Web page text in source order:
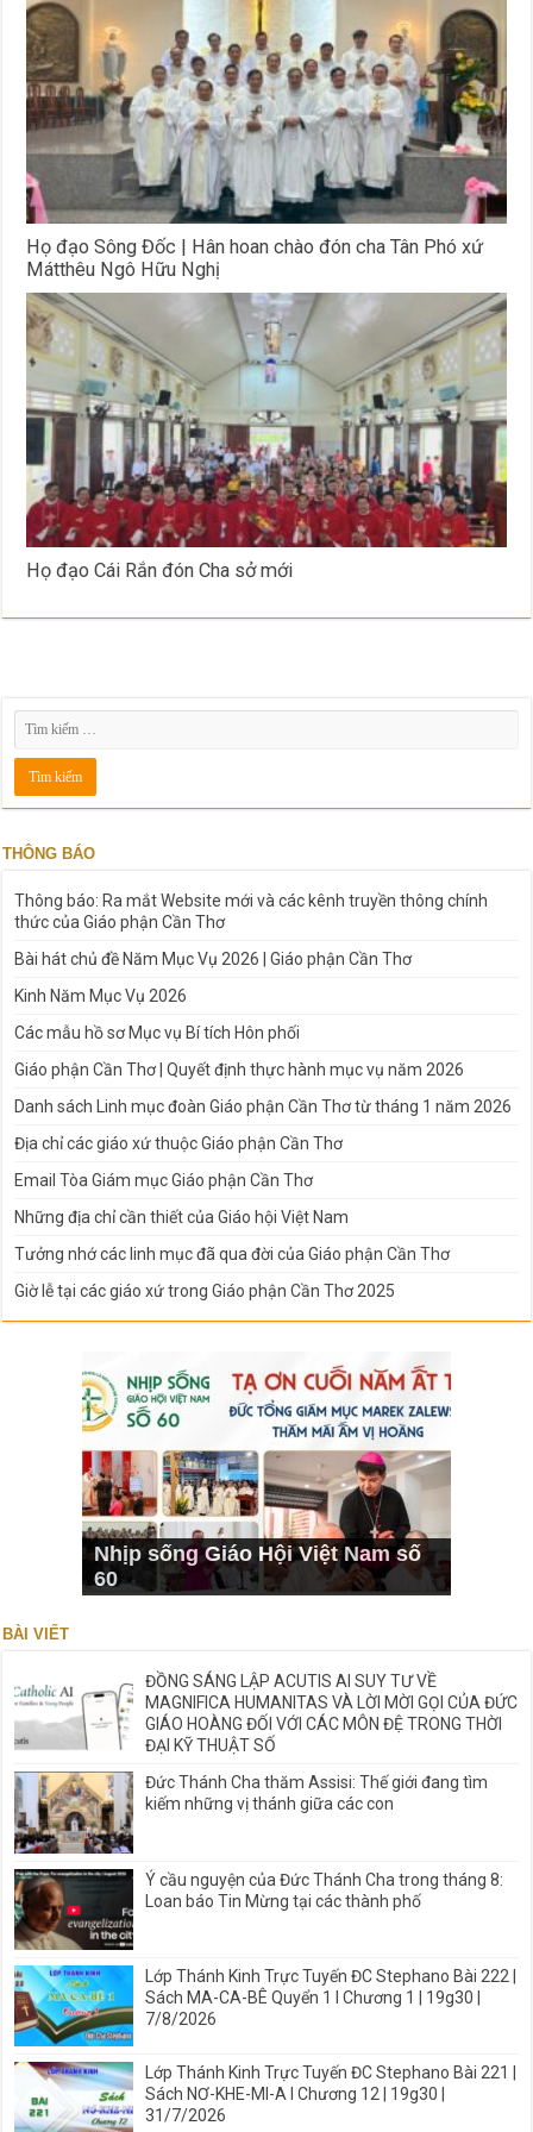
Họ đạo Sông Đốc | Hân hoan chào đón cha Tân Phó xứ
Mátthêu Ngô Hữu Nghị
Họ đạo Cái Rắn đón Cha sở mới
THÔNG BÁO
Thông báo: Ra mắt Website mới và các kênh truyền thông chính
thức của Giáo phận Cần Thơ
Bài hát chủ đề Năm Mục Vụ 2026 | Giáo phận Cần Thơ
Kinh Năm Mục Vụ 2026
Các mẫu hồ sơ Mục vụ Bí tích Hôn phối
Giáo phận Cần Thơ | Quyết định thực hành mục vụ năm 2026
Danh sách Linh mục đoàn Giáo phận Cần Thơ từ tháng 1 năm 2026
Địa chỉ các giáo xứ thuộc Giáo phận Cần Thơ
Email Tòa Giám mục Giáo phận Cần Thơ
Những địa chỉ cần thiết của Giáo hội Việt Nam
Tưởng nhớ các linh mục đã qua đời của Giáo phận Cần Thơ
Giờ lễ tại các giáo xứ trong Giáo phận Cần Thơ 2025
Nhịp sống Giáo Hội Việt Nam số
60
BÀI VIẾT
ĐỒNG SÁNG LẬP ACUTIS AI SUY TƯ VỀ
MAGNIFICA HUMANITAS VÀ LỜI MỜI GỌI CỦA ĐỨC
GIÁO HOÀNG ĐỐI VỚI CÁC MÔN ĐỆ TRONG THỜI
ĐẠI KỸ THUẬT SỐ
Đức Thánh Cha thăm Assisi: Thế giới đang tìm
kiếm những vị thánh giữa các con
Ý cầu nguyện của Đức Thánh Cha trong tháng 8:
Loan báo Tin Mừng tại các thành phố
Lớp Thánh Kinh Trực Tuyến ĐC Stephano Bài 222 |
Sách MA-CA-BÊ Quyển 1 I Chương 1 | 19g30 |
7/8/2026
Lớp Thánh Kinh Trực Tuyến ĐC Stephano Bài 221 |
Sách NƠ-KHE-MI-A I Chương 12 | 19g30 |
31/7/2026